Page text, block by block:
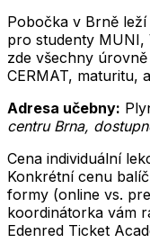
Pobočka v Brně
pro studenty MUNI,
zde všechny
CERMAT, maturitu,
Adresa učebny:
centru Brna,
Cena individuální
Konkrétní cenu
formy (online vs.
koordinátorka vám
Edenred Ticket